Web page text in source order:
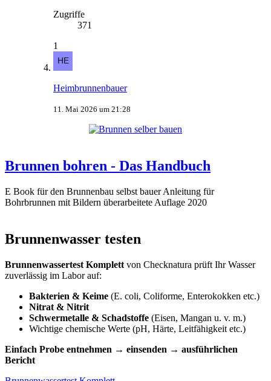
Zugriffe
371
1
Heimbrunnenbauer
11. Mai 2026 um 21:28
Brunnen bohren - Das Handbuch
E Book für den Brunnenbau selbst bauer Anleitung für
Bohrbrunnen mit Bildern überarbeitete Auflage 2020
Brunnenwasser testen
Brunnenwassertest Komplett von Checknatura prüft Ihr Wasser
zuverlässig im Labor auf:
Bakterien & Keime (E. coli, Coliforme, Enterokokken etc.)
Nitrat & Nitrit
Schwermetalle & Schadstoffe (Eisen, Mangan u. v. m.)
Wichtige chemische Werte (pH, Härte, Leitfähigkeit etc.)
Einfach Probe entnehmen → einsenden → ausführlichen
Bericht